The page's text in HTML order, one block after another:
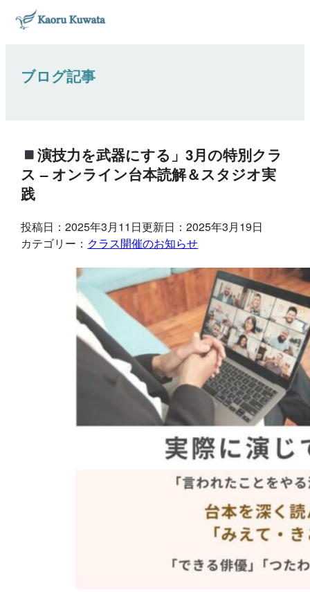
ブログ記事
演技力を武器にする」3月の特別クラ
ス – オンライン台本読解＆スタジオ実
践
投稿日：2025年3月11日更新日：2025年3月19日
カテゴリー： クラス開催のお知らせ